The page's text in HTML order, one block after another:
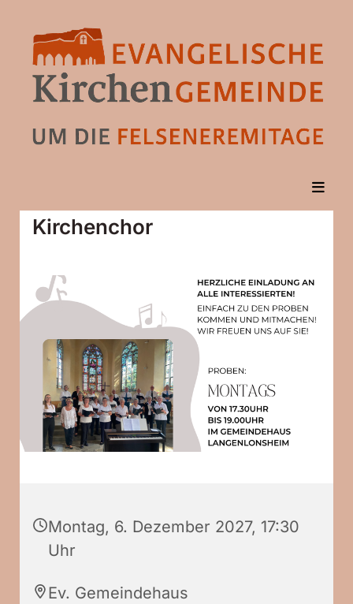
Kirchenchor
Montag, 6. Dezember 2027, 17:30
Uhr
Ev. Gemeindehaus